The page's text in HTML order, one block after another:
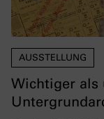
AUSSTELLUNG
Wichtiger als